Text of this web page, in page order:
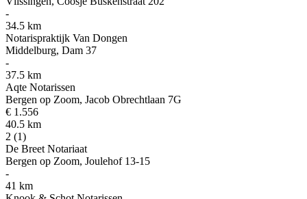
-
34.5 km
Notarispraktijk Van Dongen
Middelburg, Dam 37
-
37.5 km
Aqte Notarissen
Bergen op Zoom, Jacob Obrechtlaan 7G
€ 1.556
40.5 km
2 (1)
De Breet Notariaat
Bergen op Zoom, Joulehof 13-15
-
41 km